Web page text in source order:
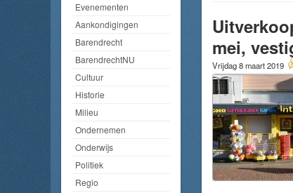
Evenementen
Aankondigingen
Barendrecht
BarendrechtNU
Cultuur
Historie
Milieu
Ondernemen
Onderwijs
Politiek
Regio
mei,
Vrijdag 8 maart 2019